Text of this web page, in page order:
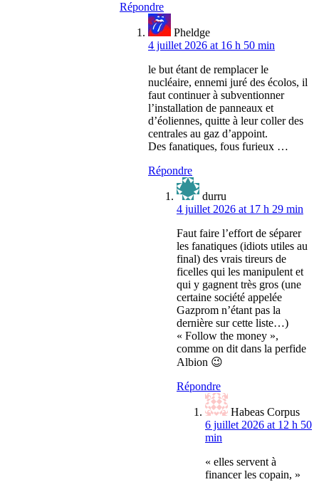
Répondre
Pheldge
4 juillet 2026 at 16 h 50 min
le but étant de remplacer le
nucléaire, ennemi juré des écolos, il
faut continuer à subventionner
l’installation de panneaux et
d’éoliennes, quitte à leur coller des
centrales au gaz d’appoint.
Des fanatiques, fous furieux …
Répondre
durru
4 juillet 2026 at 17 h 29 min
Faut faire l’effort de séparer
les fanatiques (idiots utiles au
final) des vrais tireurs de
ficelles qui les manipulent et
qui y gagnent très gros (une
certaine société appelée
Gazprom n’étant pas la
dernière sur cette liste…)
« Follow the money »,
comme on dit dans la perfide
Albion 😉
Répondre
Habeas Corpus
6 juillet 2026 at 12 h 50
min
« elles servent à
financer les copain, »